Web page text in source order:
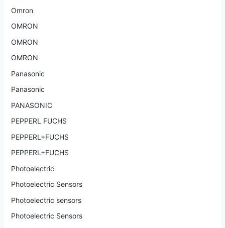
Omron
OMRON
OMRON
OMRON
Panasonic
Panasonic
PANASONIC
PEPPERL FUCHS
PEPPERL+FUCHS
PEPPERL+FUCHS
Photoelectric
Photoelectric Sensors
Photoelectric sensors
Photoelectric Sensors